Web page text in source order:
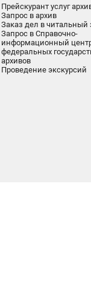
Прейскурант услуг
Запрос в архив
Заказ дел в читальный
Запрос в Справочно-
информационный
федеральных
архивов
Проведение экскурсий